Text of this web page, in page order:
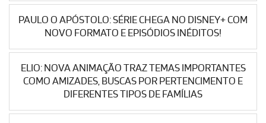
PAULO O APÓSTOLO: SÉRIE CHEGA NO DISNEY+ COM
NOVO FORMATO E EPISÓDIOS INÉDITOS!
ELIO: NOVA ANIMAÇÃO TRAZ TEMAS IMPORTANTES
COMO AMIZADES, BUSCAS POR PERTENCIMENTO E
DIFERENTES TIPOS DE FAMÍLIAS